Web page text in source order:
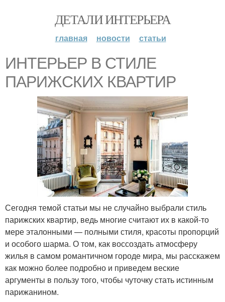
ДЕТАЛИ ИНТЕРЬЕРА
главная новости статьи
ИНТЕРЬЕР В СТИЛЕ
ПАРИЖСКИХ КВАРТИР
Сегодня темой статьи мы не случайно выбрали стиль
парижских квартир, ведь многие считают их в какой-то
мере эталонными — полными стиля, красоты пропорций
и особого шарма. О том, как воссоздать атмосферу
жилья в самом романтичном городе мира, мы расскажем
как можно более подробно и приведем веские
аргументы в пользу того, чтобы чуточку стать истинным
парижанином.